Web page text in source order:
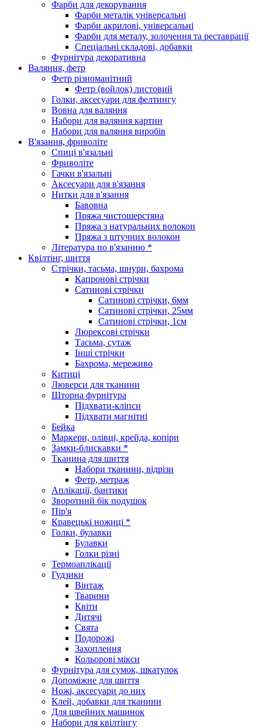
Фарби для декорування
Фарби металік універсальні
Фарби акрилові, універсальні
Фарби для металу, золочення та реставрації
Спеціальні складові, добавки
Фурнітура декоративна
Валяння, фетр
Фетр різноманітний
Фетр (войлок) листовий
Голки, аксесуари для фелтингу
Вовна для валяння
Набори для валяння картин
Набори для валяння виробів
В'язання, фриволіте
Спиці в'язальні
Фриволіте
Гачки в'язальні
Аксесуари для в'язання
Нитки для в'язання
Бавовна
Пряжа чистошерстяна
Пряжа з натуральних волокон
Пряжа з штучних волокон
Література по в'язанню *
Квілтінг, шиття
Стрічки, тасьма, шнури, бахрома
Капронові стрічки
Сатинові стрічки
Сатинові стрічки, 6мм
Сатинові стрічки, 25мм
Сатинові стрічки, 1см
Люрексові стрічки
Тасьма, сутаж
Інші стрічки
Бахрома, мереживо
Китиці
Люверси для тканини
Шторна фурнітура
Підхвати-кліпси
Підхвати магнітні
Бейка
Маркери, олівці, крейда, копіри
Замки-блискавки *
Тканина для шиття
Набори тканини, відрізи
Фетр, метраж
Аплікації, бантики
Зворотний бік подушок
Пір'я
Кравецькі ножиці *
Голки, булавки
Булавки
Голки різні
Термоаплікації
Гудзики
Вінтаж
Тварини
Квіти
Дитячі
Свята
Подорожі
Захоплення
Кольорові мікси
Фурнітура для сумок, шкатулок
Допоміжне для шиття
Ножі, аксесуари до них
Клей, добавки для тканини
Для швейних машинок
Набори для квілтінгу